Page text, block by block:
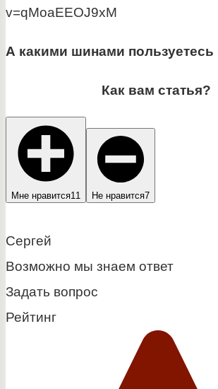
v=qMoaEEOJ9xM
А какими шинами
Как вам статья?
Мне нравится11 Не нравится7
Сергей
Возможно мы знаем ответ
Задать вопрос
Рейтинг